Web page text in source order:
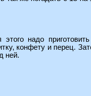
надо
конфету и перец.
ней.